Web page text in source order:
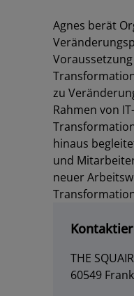
Agnes berät
zu
Rahmen von IT-
hinaus
und
neuer
THE
60549